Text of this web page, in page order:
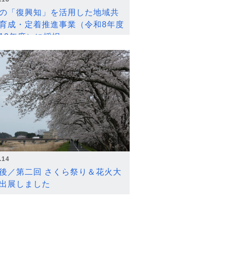
「復興知」を活用した地域共
成・定着推進事業（令和8年度
年度）に採択
／第二回 さくら祭り＆花火大
展しました